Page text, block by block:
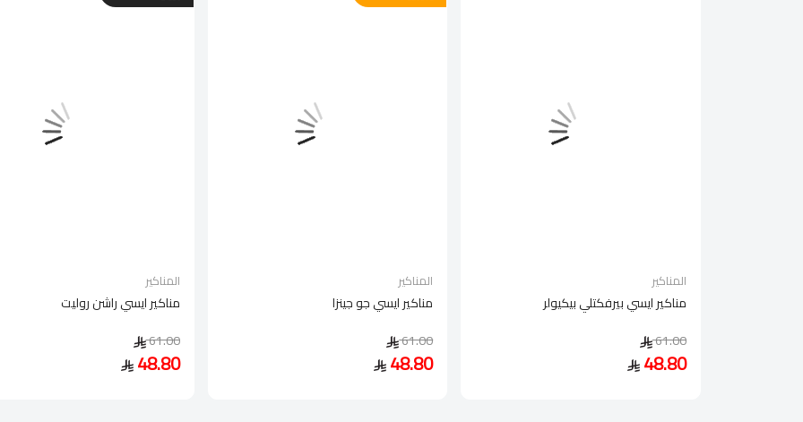
المناكير
مناكير ايسي راشن روليت
61.00
48.80
المناكير
مناكير ايسي جو جينزا
61.00
48.80
المناكير
مناكير ايسي بيرفكتلي بيكيولر
61.00
48.80